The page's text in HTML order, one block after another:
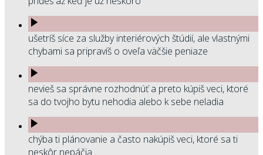
ušetríš síce za služby interiérových štúdií, ale vlastnými
chybami sa pripravíš o oveľa väčšie peniaze
nevieš sa správne rozhodnúť a preto kúpiš veci, ktoré
sa do tvojho bytu nehodia alebo k sebe neladia
chýba ti plánovanie a často nakúpiš veci, ktoré sa ti
neskôr nepáčia